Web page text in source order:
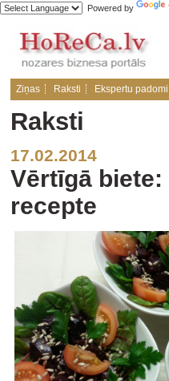
Powered by
Ziņas Raksti Ekspertu padomi
Raksti
17.02.2014
Vērtīgā
recepte